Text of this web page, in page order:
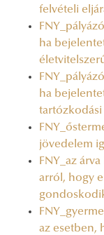
felvételi
ha
ha
jövedelem
FNY_az
arról, hogy
az esetben,